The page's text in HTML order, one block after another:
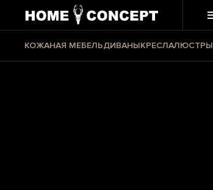
КОЖАНАЯ МЕБЕЛЬДИВАНЫКРЕСЛАЛЮСТРЫ